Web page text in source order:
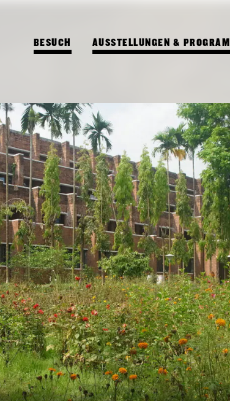
BESUCH AUSSTELLUNGEN &